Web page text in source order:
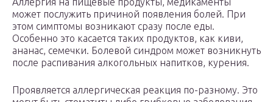
может послужить причиной появления болей. При
этом симптомы возникают сразу после еды.
Особенно это касается таких продуктов, как киви,
ананас, семечки. Болевой синдром может возникнуть
после распивания алкогольных напитков, курения.
Проявляется аллергическая реакция по-разному. Это